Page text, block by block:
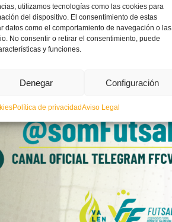
utilizamos tecnologías como las cookies para
del dispositivo. El consentimiento de estas
datos como el comportamiento de navegación o las
No consentir o retirar el consentimiento, puede
y funciones.
Denegar Configuración
Política de privacidadAviso Legal
España